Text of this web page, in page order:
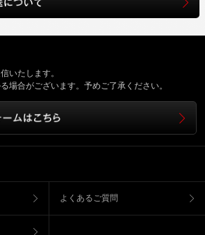
いたします。
場合がございます。予めご了承ください。
よくあるご質問